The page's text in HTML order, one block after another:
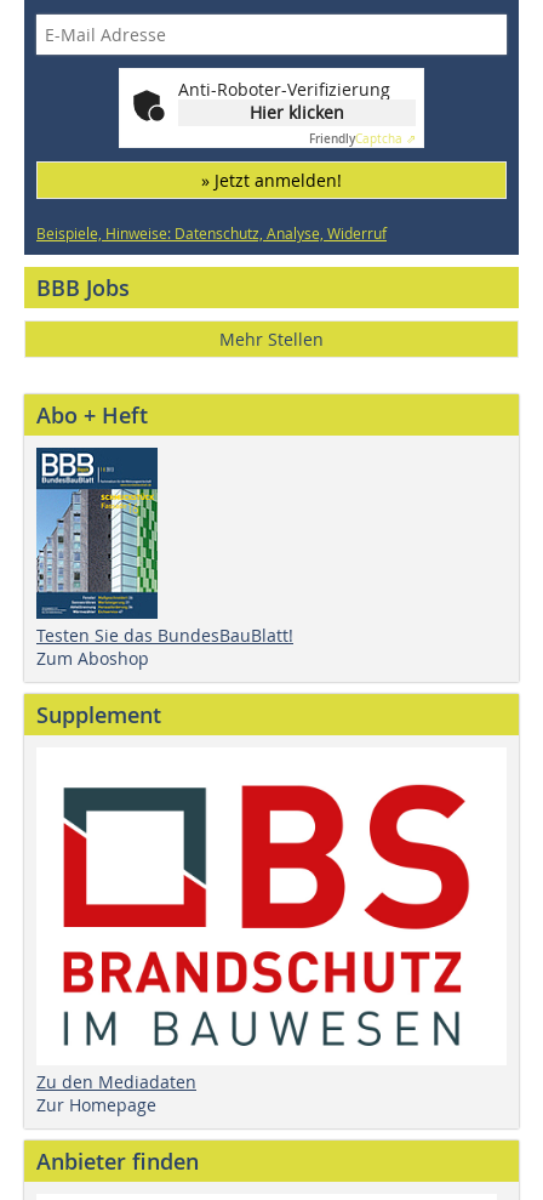
Anti-Roboter-Verifizierung
Hier klicken
FriendlyCaptcha ⇗
» Jetzt anmelden!
Beispiele, Hinweise: Datenschutz, Analyse, Widerruf
BBB Jobs
Mehr Stellen
Abo + Heft
Testen Sie das BundesBauBlatt!
Zum Aboshop
Supplement
Zu den Mediadaten
Zur Homepage
Anbieter finden